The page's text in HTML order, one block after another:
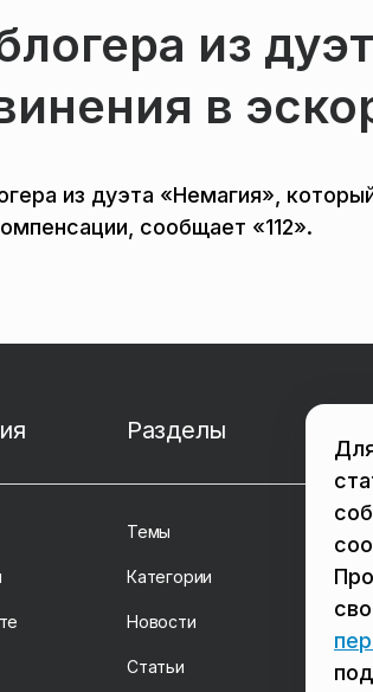
из
в
из дуэта «Немагия»,
сообщает «112».
Разделы
Темы
Категории
Новости
Статьи